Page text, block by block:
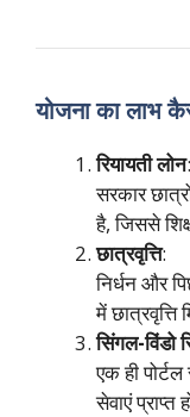
योजना का लाभ
रियायती लोन:
सरकार
है, जिससे
छात्रवृत्ति:
निर्धन और
में छात्रवृत्ति
सिंगल-विंडो
एक ही
सेवाएं प्राप्त